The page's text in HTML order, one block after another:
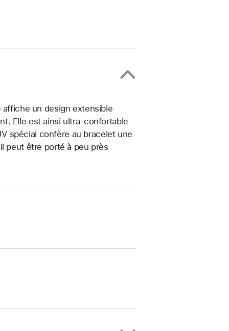
un design extensible
Elle est ainsi ultra-confortable
spécial confère au bracelet une
peut être porté à peu près